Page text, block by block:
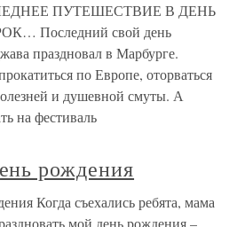
ПУТЕШЕСТВИЕ В ДЕНЬ
Последний свой день
праздновал в Марбурге.
по Европе, оторваться
и душевной смуты. А
на фестиваль
рождения
Когда съехались ребята, мама